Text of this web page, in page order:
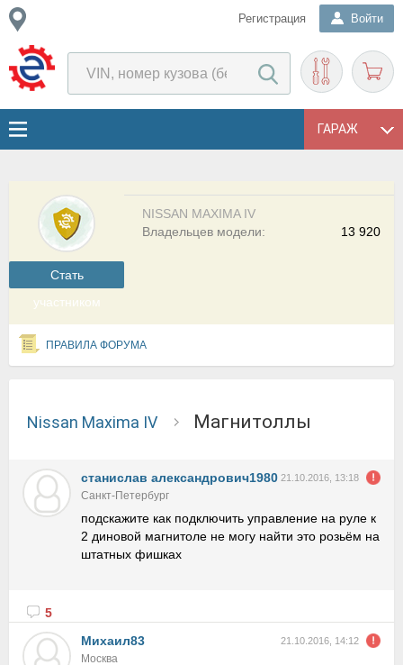
Регистрация Войти
ГАРАЖ
Cтать
участником
NISSAN MAXIMA IV
13 920
Владельцев модели:
ПРАВИЛА ФОРУМА
Nissan Maxima IV магнитоллы
станислав александрович1980 21.10.2016, 13:18
Санкт-Петербург
подскажите как подключить управление на руле к
2 диновой магнитоле не могу найти это розьём на
штатных фишках
5
Михаил83
21.10.2016, 14:12
Москва